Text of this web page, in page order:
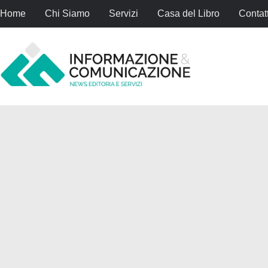
Home Chi Siamo Servizi Casa del Libro